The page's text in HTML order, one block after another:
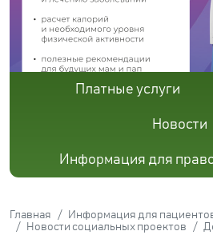
Платные услуги
Новости
Информация для
Главная
Информация для
Новости социальных проектов